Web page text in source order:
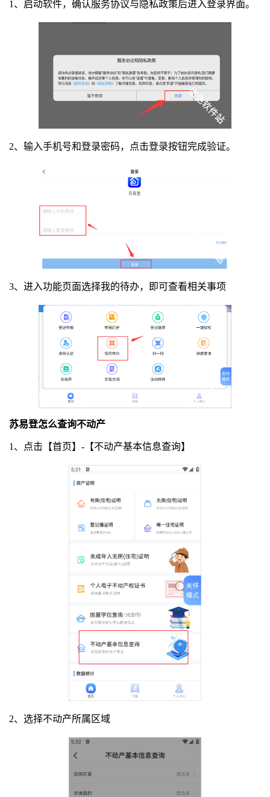
1、启动软件，确认服务协议与隐私政策后进入登录界面。
2、输入手机号和登录密码，点击登录按钮完成验证。
3、进入功能页面选择我的待办，即可查看相关事项
苏易登怎么查询不动产
1、点击【首页】-【不动产基本信息查询】
2、选择不动产所属区域